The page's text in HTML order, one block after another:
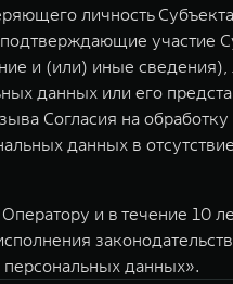
личность
участие
и (или) иные
данных или его
Согласия на
данных в
и в течение 10
данных».